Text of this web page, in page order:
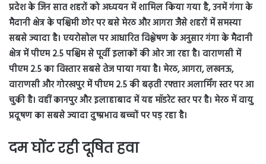
प्रदेश के जिन सात शहरों को अध्ययन में शामिल किया गया है, उनमें गंगा के
मैदानी क्षेत्र के पश्चिमी छोर पर बसे मेरठ और आगरा जैसे शहरों में समस्या
सबसे ज्यादा है। एयरोसोल पर आधारित विश्लेषण के अनुसार गंगा के मैदानी
क्षेत्र में पीएम 2.5 पश्चिम से पूर्वी इलाकों की ओर जा रहा है। वाराणसी में
पीएम 2.5 का विस्तार सबसे तेज पाया गया है। मेरठ, आगरा, लखनऊ,
वाराणसी और गोरखपुर में पीएम 2.5 की बढ़ती रफ्तार अलार्मिंग स्तर पर आ
चुकी है। वहीं कानपुर और इलाहाबाद में यह मॉडरेट स्तर पर है। मेरठ में वायु
प्रदूषण का सबसे ज्यादा दुष्प्रभाव बच्चों पर पड़ रहा है।
दम घोंट रही दूषित हवा